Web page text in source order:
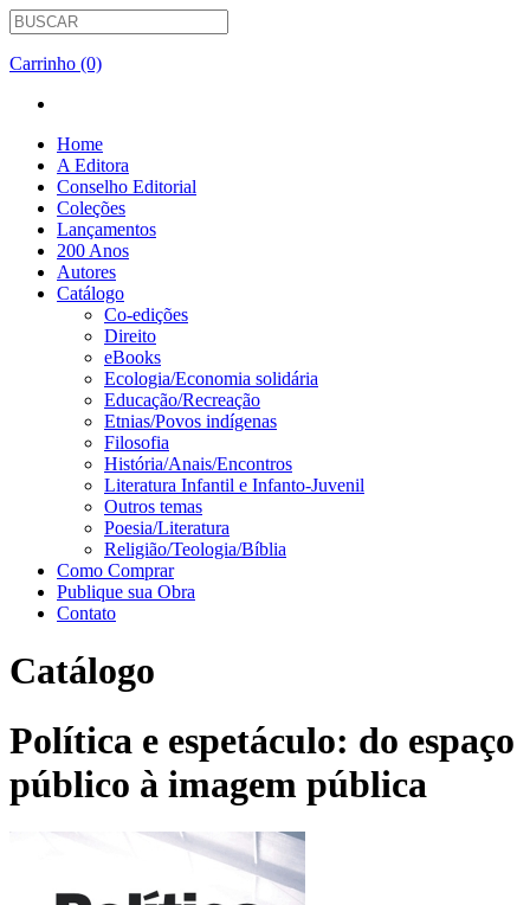
Carrinho (0)
Home
A Editora
Conselho Editorial
Coleções
Lançamentos
200 Anos
Autores
Catálogo
Co-edições
Direito
eBooks
Ecologia/Economia solidária
Educação/Recreação
Etnias/Povos indígenas
Filosofia
História/Anais/Encontros
Literatura Infantil e Infanto-Juvenil
Outros temas
Poesia/Literatura
Religião/Teologia/Bíblia
Como Comprar
Publique sua Obra
Contato
Catálogo
Política e espetáculo: do espaço
público à imagem pública